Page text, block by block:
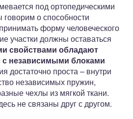
под ортопедическими
о способности
форму человеческого
участки должны оставаться
свойствами обладают
независимыми блоками
достаточно проста – внутри
независимых пружин,
чехлы из мягкой ткани.
не связаны друг с другом.